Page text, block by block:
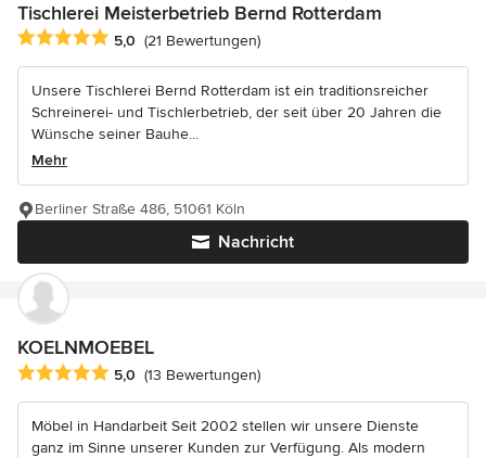
Tischlerei Meisterbetrieb Bernd Rotterdam
Durchschnittliche Bewertung: 5 von 5 Sternen
5,0 (21 Bewertungen)
Unsere Tischlerei Bernd Rotterdam ist ein traditionsreicher
Schreinerei- und Tischlerbetrieb, der seit über 20 Jahren die
Wünsche seiner Bauhe...
Mehr
Nachricht
Berliner Straße 486, 51061 Köln
KOELNMOEBEL
Durchschnittliche Bewertung: 5 von 5 Sternen
5,0 (13 Bewertungen)
Möbel in Handarbeit Seit 2002 stellen wir unsere Dienste
ganz im Sinne unserer Kunden zur Verfügung. Als modern